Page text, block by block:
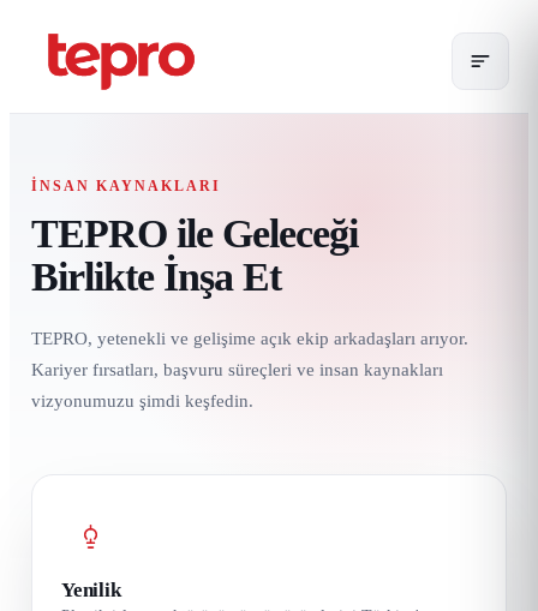
İNSAN KAYNAKLARI
TEPRO ile Geleceği
Birlikte İnşa Et
TEPRO, yetenekli ve gelişime açık ekip arkadaşları arıyor.
Kariyer fırsatları, başvuru süreçleri ve insan kaynakları
vizyonumuzu şimdi keşfedin.
Yenilik